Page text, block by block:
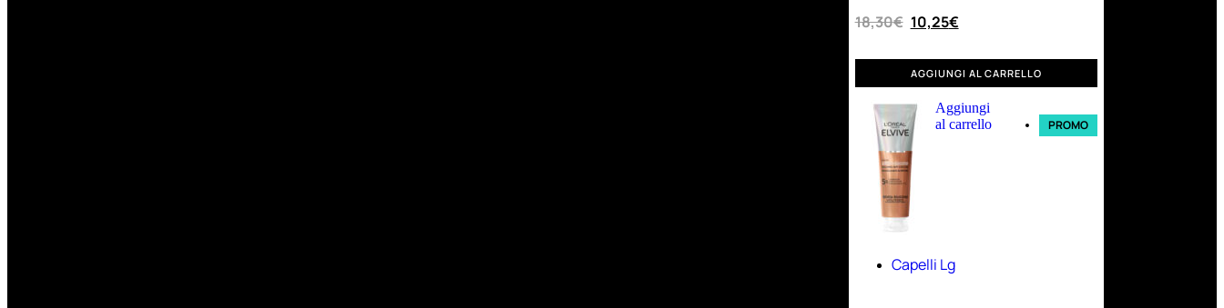
18,30€ 10,25€
AGGIUNGI AL CARRELLO
Aggiungi
al carrello
PROMO
Capelli Lg